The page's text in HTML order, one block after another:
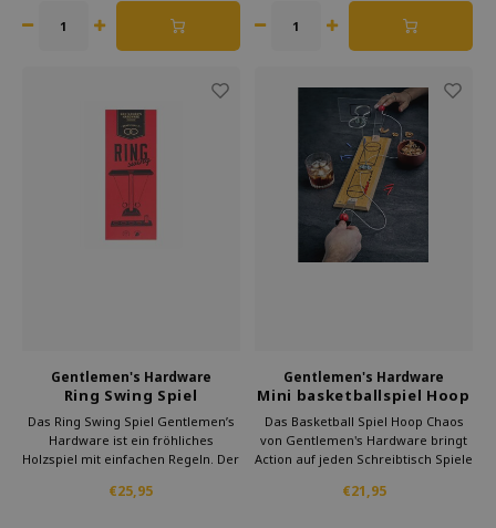
Liebhaber und Hobby Barkeeper.
Entspannung schätzen.
Gentlemen's Hardware
Ring Swing Spiel
Das Ring Swing Spiel Gentlemen’s
Hardware ist ein fröhliches
Holzspiel mit einfachen Regeln. Der
für Spannung und Spaß. Das
€25,95
Gentlemen's Hardware
Mini basketballspiel Hoop
Chaos
Das Basketball Spiel Hoop Chaos
von Gentlemen's Hardware bringt
Action auf jeden Schreibtisch Spiele
gemeinsam und entspanne
€21,95